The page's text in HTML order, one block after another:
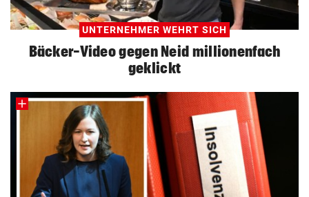
UNTERNEHMER WEHRT SICH
Bäcker-Video gegen Neid millionenfach
geklickt